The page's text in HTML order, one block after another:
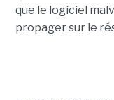
que le logiciel
propager sur le